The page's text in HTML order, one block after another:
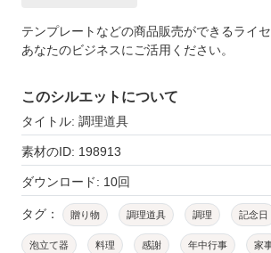
テンプレートなどの商品販売ができるライセ
あなたのビジネスにご活用ください。
このシルエットについて
タイトル: 調理道具
素材のID: 198913
ダウンロード: 10回
タグ： 贈り物 調理道具 調理 記念日
泡立て器 料理 感謝 年中行事 家